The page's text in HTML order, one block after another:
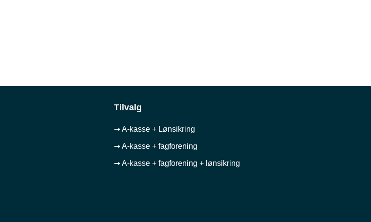
Tilvalg
➞ A-kasse + Lønsikring
➞ A-kasse + fagforening
➞ A-kasse + fagforening + lønsikring